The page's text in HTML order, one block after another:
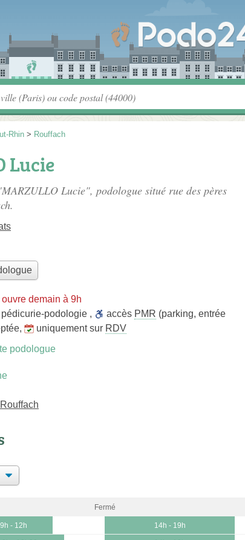
Rhin > Rouffach
Lucie
Lucie", podologue situé rue des pères
ouvre demain à 9h
pédicurie-podologie , accès PMR (parking, entrée
, uniquement sur RDV
podologue
Fermé
9h - 12h 14h - 19h